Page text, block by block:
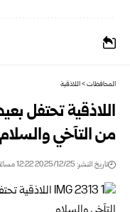
المحافظات>اللاذقية
اللاذقية تحتفل
من التآخي والسلام
تاريخ النشر: 2025/12/25 12:22 مساءً